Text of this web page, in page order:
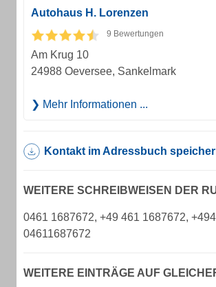
Autohaus H. Lorenzen
9 Bewertungen
Am Krug 10
24988 Oeversee, Sankelmark
Mehr Informationen ...
Kontakt im Adressbuch
WEITERE SCHREIBWEISEN DER
0461 1687672, +49 461 1687672,
04611687672
WEITERE EINTRÄGE AUF